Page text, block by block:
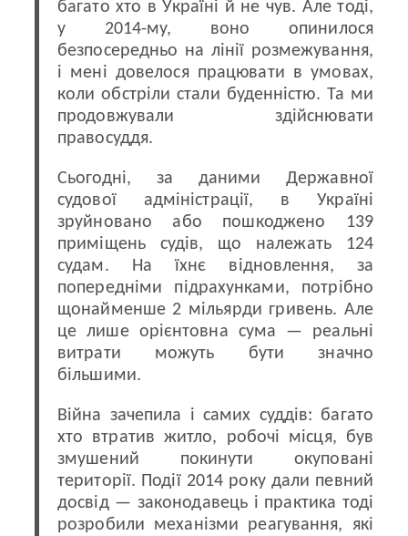
багато хто в Україні й не чув. Але тоді,
у 2014-му, воно опинилося
безпосередньо на лінії розмежування,
і мені довелося працювати в умовах,
коли обстріли стали буденністю. Та ми
продовжували здійснювати
правосуддя.
Сьогодні, за даними Державної
судової адміністрації, в Україні
зруйновано або пошкоджено 139
приміщень судів, що належать 124
судам. На їхнє відновлення, за
попередніми підрахунками, потрібно
щонайменше 2 мільярди гривень. Але
це лише орієнтовна сума — реальні
витрати можуть бути значно
більшими.
Війна зачепила і самих суддів: багато
хто втратив житло, робочі місця, був
змушений покинути окуповані
території. Події 2014 року дали певний
досвід — законодавець і практика тоді
розробили механізми реагування, які